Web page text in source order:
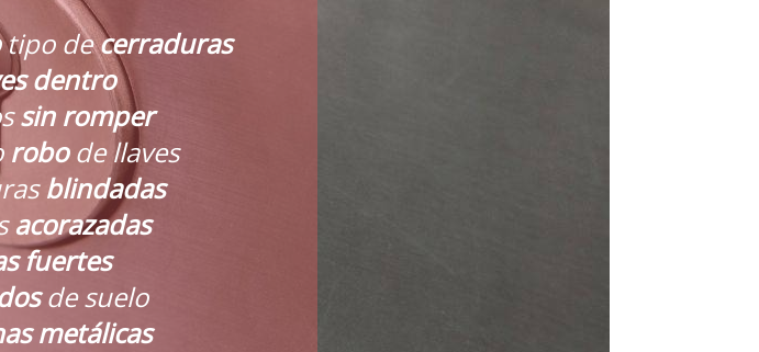
tipo decerraduras
dentro
sin romper
robode llaves
blindadas
acorazadas
fuertes
de suelo
metálicas